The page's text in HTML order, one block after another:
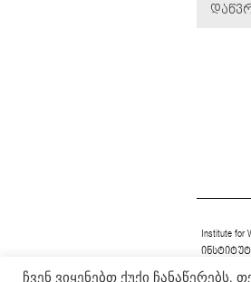
Institute for
ჩვენ ვიყენებთ ქუქი ჩანაწერებს.